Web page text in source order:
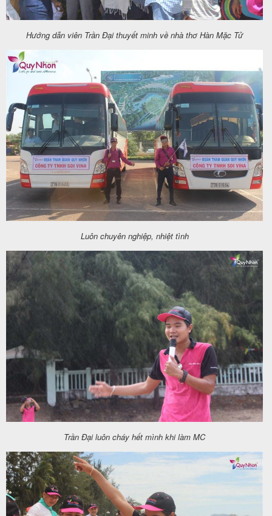
Hướng dẫn viên Trần Đại thuyết minh về nhà thơ Hàn Mặc Tử
Luôn chuyên nghiệp, nhiệt tình
Trần Đại luôn cháy hết mình khi làm MC